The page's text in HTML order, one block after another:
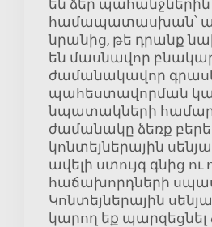
են ձեր պահանջներին
համապատասխան՝
նրանից, թե դրանք
են մասնավոր
ժամանակավոր
պահեստավորման
նպատակների
ժամանակը ձեռք
կոնտեյներային
ավելի ստույգ գնից ու
հաճախորդների
Կոնտեյներային
կարող եք պարզեցնել